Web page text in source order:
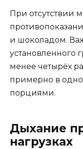
При отсутствии
и шоколадом.
установленного
менее четырёх
примерно в
порциями.
Дыхание
нагрузках